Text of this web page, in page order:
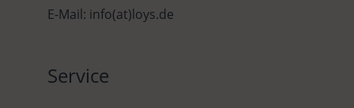
E-Mail: info(at)loys.de
Service